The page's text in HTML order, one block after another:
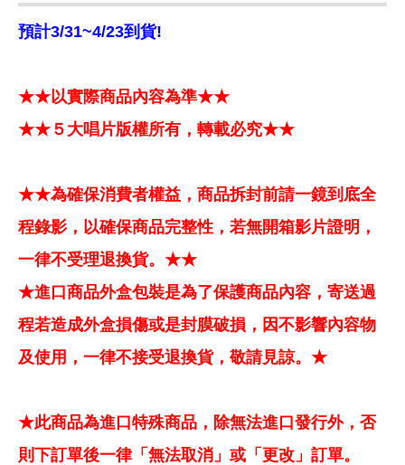
預計3/31~4/23到貨!
★★以實際商品內容為準★★
★★５大唱片版權所有，轉載必究★★
★★為確保消費者權益，商品拆封前請一鏡到底全
程錄影，以確保商品完整性，若無開箱影片證明，
一律不受理退換貨。★★
★進口商品外盒包裝是為了保護商品內容，寄送過
程若造成外盒損傷或是封膜破損，因不影響內容物
及使用，一律不接受退換貨，敬請見諒。★
★此商品為進口特殊商品，除無法進口發行外，否
則下訂單後一律「無法取消」或「更改」訂單。